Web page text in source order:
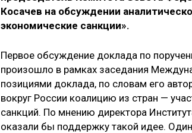
Косачев на обсуждении
экономические санкции».
Первое обсуждение доклада по
произошло в рамках заседания
позициями доклада, по словам его
вокруг России коалицию из стран —
санкций. По мнению директора
оказали бы поддержку такой идее.